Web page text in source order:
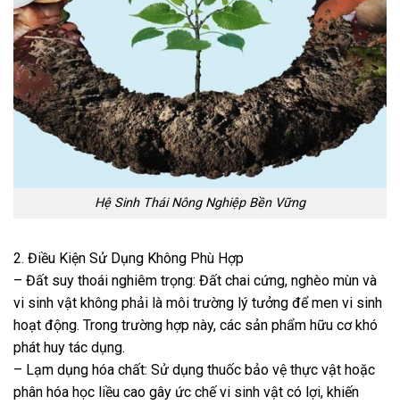
Hệ Sinh Thái Nông Nghiệp Bền Vững
2. Điều Kiện Sử Dụng Không Phù Hợp
– Đất suy thoái nghiêm trọng: Đất chai cứng, nghèo mùn và
vi sinh vật không phải là môi trường lý tưởng để men vi sinh
hoạt động. Trong trường hợp này, các sản phẩm hữu cơ khó
phát huy tác dụng.
– Lạm dụng hóa chất: Sử dụng thuốc bảo vệ thực vật hoặc
phân hóa học liều cao gây ức chế vi sinh vật có lợi, khiến